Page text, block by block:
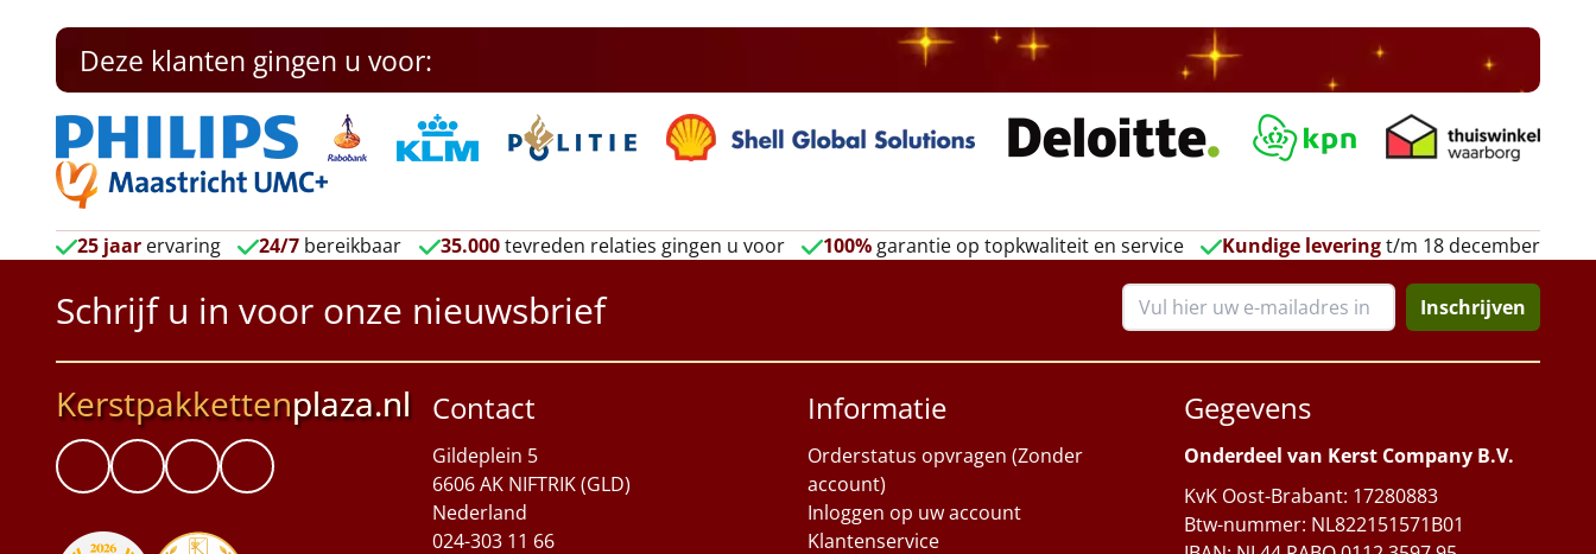
Deze klanten gingen u voor:
25 jaar ervaring 24/7 bereikbaar 35.000tevreden relaties gingen u voor 100%garantie op topkwaliteit en service Kundige leveringt/m 18 december
Schrijf u in voor onze nieuwsbrief Inschrijven
Kerstpakkettenplaza.nl Contact
Gildeplein 5
6606 AK NIFTRIK (GLD)
Nederland
024-303 11 66
Informatie
Orderstatus opvragen (Zonder
account)
Inloggen op uw account
Klantenservice
Gegevens
Onderdeel van Kerst Company B.V.
KvK Oost-Brabant: 17280883
Btw-nummer: NL822151571B01